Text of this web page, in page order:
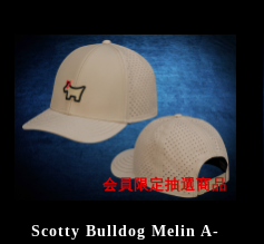
会員限定抽選商品
Scotty Bulldog Melin A-